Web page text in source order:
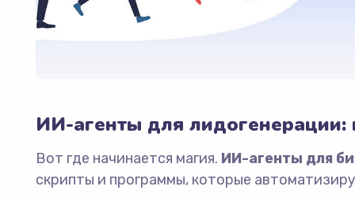
ИИ-агенты для
Вот где начинается магия. ИИ-агенты для
скрипты и программы, которые